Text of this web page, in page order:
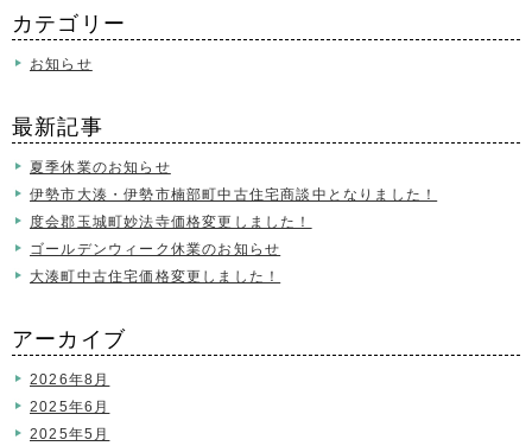
カテゴリー
お知らせ
最新記事
夏季休業のお知らせ
伊勢市大湊・伊勢市楠部町中古住宅商談中となりました！
度会郡玉城町妙法寺価格変更しました！
ゴールデンウィーク休業のお知らせ
大湊町中古住宅価格変更しました！
アーカイブ
2026年8月
2025年6月
2025年5月